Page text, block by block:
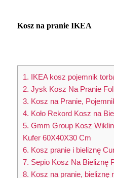
Kosz na pranie IKEA
1. IKEA kosz pojemnik
2. Jysk Kosz Na Pranie
3. Kosz na Pranie,
4. Koło Rekord Kosz na
5. Gmm Group Kosz
Kufer 60X40X30 Cm
6. Kosz pranie i bieliznę
7. Sepio Kosz Na Bieliznę
8. Kosz na pranie, bieliznę